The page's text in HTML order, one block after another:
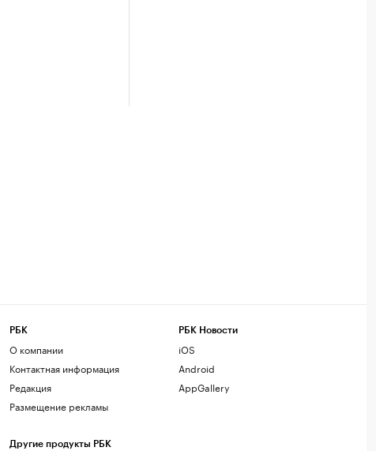
РБК
О компании
Контактная информация
Редакция
Размещение рекламы
Другие продукты РБК
РБК Новости
iOS
Android
AppGallery